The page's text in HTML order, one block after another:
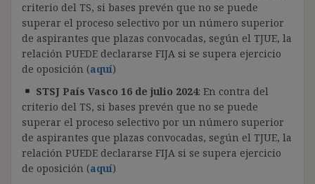
criterio del TS, si bases prevén que no se puede
superar el proceso selectivo por un número superior
de aspirantes que plazas convocadas, según el TJUE, la
relación PUEDE declararse FIJA si se supera ejercicio
de oposición (aquí)
STSJ País Vasco 16 de julio 2024: En contra del
criterio del TS, si bases prevén que no se puede
superar el proceso selectivo por un número superior
de aspirantes que plazas convocadas, según el TJUE, la
relación PUEDE declararse FIJA si se supera ejercicio
de oposición (aquí)